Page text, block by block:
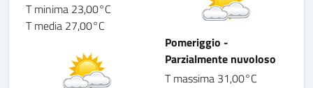
T minima 23,00°C
T media 27,00°C
Pomeriggio -
Parzialmente nuvoloso
T massima 31,00°C